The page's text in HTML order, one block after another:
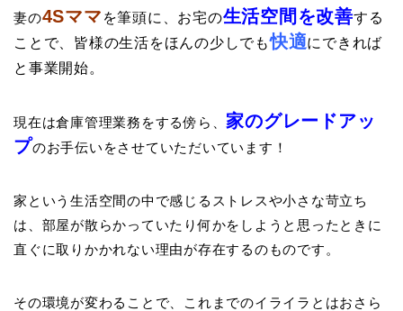
妻の4Sママ を筆頭に、お宅の生活空間を改善する
ことで、皆様の生活をほんの少しでも快適にできれば
と事業開始。
現在は倉庫管理業務をする傍ら、 家のグレードアッ
プのお手伝いをさせていただいています！
家という生活空間の中で感じるストレスや小さな苛立ち
は、部屋が散らかっていたり何かをしようと思ったときに
直ぐに取りかかれない理由が存在するのものです。
その環境が変わることで、これまでのイライラとはおさら